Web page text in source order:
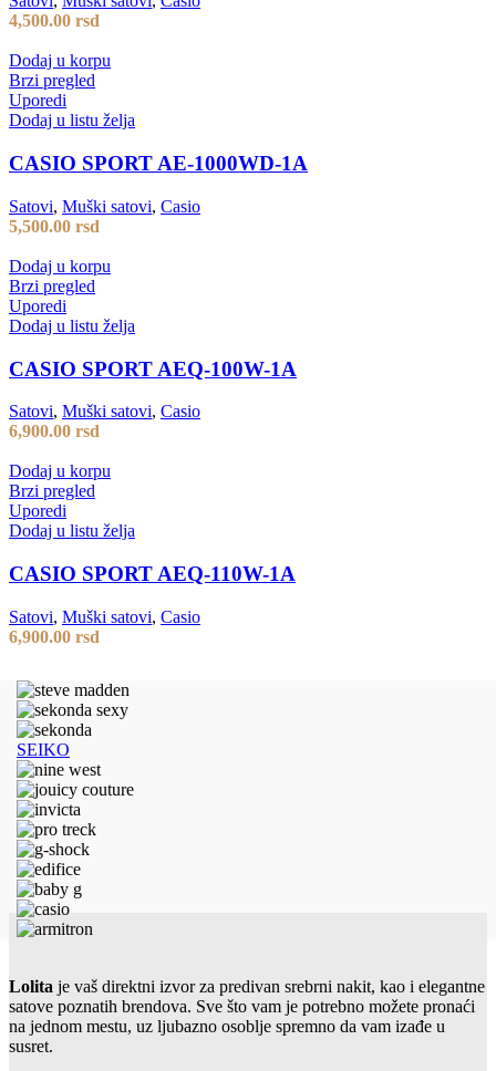
4,500.00 rsd
Dodaj u korpu
Brzi pregled
Uporedi
Dodaj u listu želja
CASIO SPORT AE-1000WD-1A
Satovi, Muški satovi, Casio
5,500.00 rsd
Dodaj u korpu
Brzi pregled
Uporedi
Dodaj u listu želja
CASIO SPORT AEQ-100W-1A
Satovi, Muški satovi, Casio
6,900.00 rsd
Dodaj u korpu
Brzi pregled
Uporedi
Dodaj u listu želja
CASIO SPORT AEQ-110W-1A
Satovi, Muški satovi, Casio
6,900.00 rsd
SEIKO
Lolita je vaš direktni izvor za predivan srebrni nakit, kao i elegantne
satove poznatih brendova. Sve što vam je potrebno možete pronaći
na jednom mestu, uz ljubazno osoblje spremno da vam izađe u
susret.